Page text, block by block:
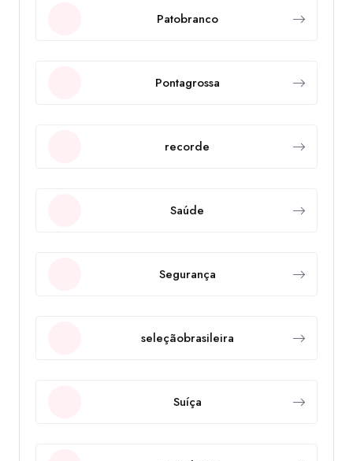
Patobranco
Pontagrossa
recorde
Saúde
Segurança
seleçãobrasileira
Suíça